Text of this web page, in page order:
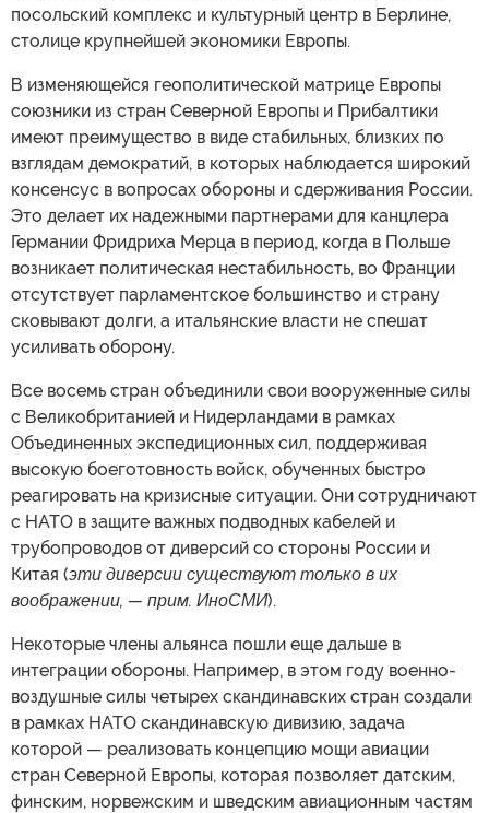
посольский комплекс и культурный центр в Берлине,
столице крупнейшей экономики Европы.
В изменяющейся геополитической матрице Европы
союзники из стран Северной Европы и Прибалтики
имеют преимущество в виде стабильных, близких по
взглядам демократий, в которых наблюдается широкий
консенсус в вопросах обороны и сдерживания России.
Это делает их надежными партнерами для канцлера
Германии Фридриха Мерца в период, когда в Польше
возникает политическая нестабильность, во Франции
отсутствует парламентское большинство и страну
сковывают долги, а итальянские власти не спешат
усиливать оборону.
Все восемь стран объединили свои вооруженные силы
с Великобританией и Нидерландами в рамках
Объединенных экспедиционных сил, поддерживая
высокую боеготовность войск, обученных быстро
реагировать на кризисные ситуации. Они сотрудничают
с НАТО в защите важных подводных кабелей и
трубопроводов от диверсий со стороны России и
Китая (эти диверсии существуют только в их
воображении, — прим. ИноСМИ).
Некоторые члены альянса пошли еще дальше в
интеграции обороны. Например, в этом году военно-
воздушные силы четырех скандинавских стран создали
в рамках НАТО скандинавскую дивизию, задача
которой — реализовать концепцию мощи авиации
стран Северной Европы, которая позволяет датским,
финским, норвежским и шведским авиационным частям